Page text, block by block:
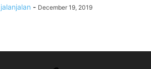
jalanjalan - December 19, 2019